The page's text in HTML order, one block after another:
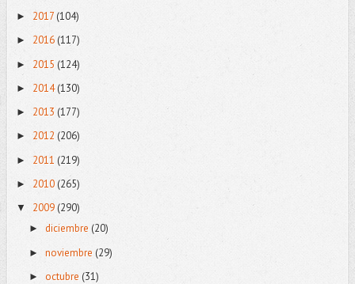
► 2017 (104)
► 2016(117)
► 2015 (124)
► 2014(130)
► 2013 (177)
► 2012 (206)
► 2011 (219)
► 2010(265)
▼ 2009(290)
► diciembre (20)
► noviembre (29)
► octubre (31)